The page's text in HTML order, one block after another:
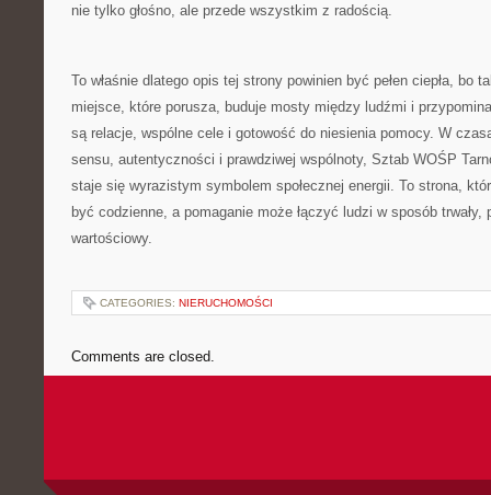
nie tylko głośno, ale przede wszystkim z radością.
To właśnie dlatego opis tej strony powinien być pełen ciepła, bo
miejsce, które porusza, buduje mosty między ludźmi i
są relacje, wspólne cele i gotowość do niesienia pomocy. W
sensu, autentyczności i prawdziwej wspólnoty, Sztab WOŚP
staje się wyrazistym symbolem społecznej energii. To strona,
być codzienne, a pomaganie może łączyć ludzi w sposób trwały,
wartościowy.
CATEGORIES: NIERUCHOMOŚCI
Comments are closed.